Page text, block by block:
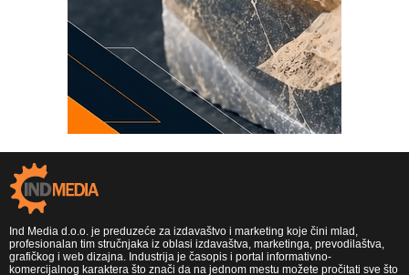
Ind Media d.o.o. je preduzeće za izdavaštvo i marketing koje čini mlad,
profesionalan tim stručnjaka iz oblasi izdavaštva, marketinga, prevodilaštva,
grafičkog i web dizajna. Industrija je časopis i portal informativno-
komercijalnog karaktera što znači da na jednom mestu možete pročitati sve što